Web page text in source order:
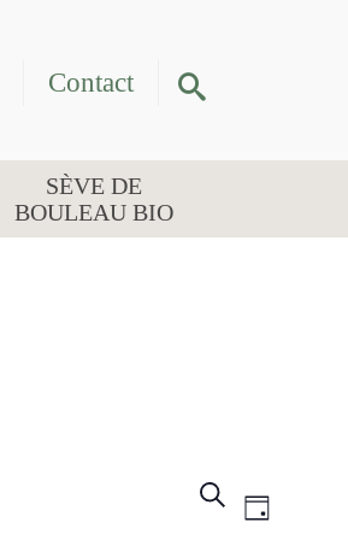
Contact
SÈVE DE
BOULEAU BIO
Recherche
DE
Jour